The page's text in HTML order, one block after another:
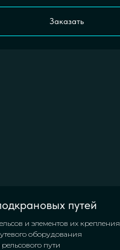
Заказать
путей
и элементов их крепления
оборудования
пути